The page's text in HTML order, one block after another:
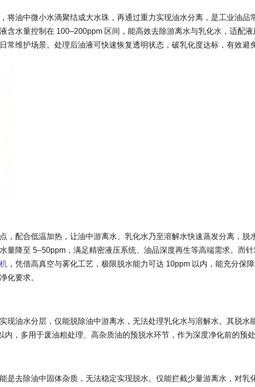
将油中微小水滴聚结成大水珠，再通过重力实现油水分离，是工业油品
含水量控制在 100–200ppm 区间，能高效去除游离水与乳化水，适配
常维护场景。处理后油液可快速恢复透明状态，破乳化度达标，有效避
，配合低温加热，让油中游离水、乳化水乃至溶解水快速蒸发分离，脱
量降至 5–50ppm，满足精密液压系统、油品深度再生等高端需求。而
，凭借高真空与雾化工艺，极限脱水能力可达 10ppm 以内，能充分保
化要求。
现油水分层，仅能脱除油中游离水，无法处理乳化水与溶解水。其脱水
内，多用于废油粗处理、高杂质油的预脱水环节，作为深度净化前的预
是去除油中固体杂质，无法稳定实现脱水。仅能拦截少量游离水，对乳